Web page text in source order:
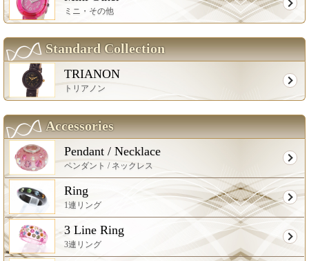
ミニ・その他
Standard Collection
TRIANON
トリアノン
Accessories
Pendant / Necklace
ペンダント / ネックレス
Ring
1連リング
3 Line Ring
3連リング